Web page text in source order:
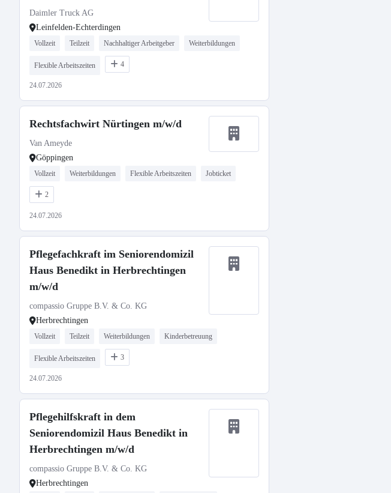
Daimler Truck AG
Leinfelden-Echterdingen
Vollzeit Teilzeit Nachhaltiger Arbeitgeber Weiterbildungen
Flexible Arbeitszeiten 4
24.07.2026
Rechtsfachwirt Nürtingen m/w/d
Van Ameyde
Göppingen
Vollzeit Weiterbildungen Flexible Arbeitszeiten Jobticket
2
24.07.2026
Pflegefachkraft im Seniorendomizil
Haus Benedikt in Herbrechtingen
m/w/d
compassio Gruppe B.V. & Co. KG
Herbrechtingen
Vollzeit Teilzeit Weiterbildungen Kinderbetreuung
Flexible Arbeitszeiten 3
24.07.2026
Pflegehilfskraft in dem
Seniorendomizil Haus Benedikt in
Herbrechtingen m/w/d
compassio Gruppe B.V. & Co. KG
Herbrechtingen